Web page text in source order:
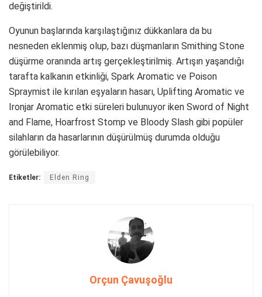
değiştirildi.
Oyunun başlarında karşılaştığınız dükkanlara da bu
nesneden eklenmiş olup, bazı düşmanların Smithing Stone
düşürme oranında artış gerçekleştirilmiş. Artışın yaşandığı
tarafta kalkanın etkinliği, Spark Aromatic ve Poison
Spraymist ile kırılan eşyaların hasarı, Uplifting Aromatic ve
Ironjar Aromatic etki süreleri bulunuyor iken Sword of Night
and Flame, Hoarfrost Stomp ve Bloody Slash gibi popüler
silahların da hasarlarının düşürülmüş durumda olduğu
görülebiliyor.
Etiketler: Elden Ring
Orçun Çavuşoğlu